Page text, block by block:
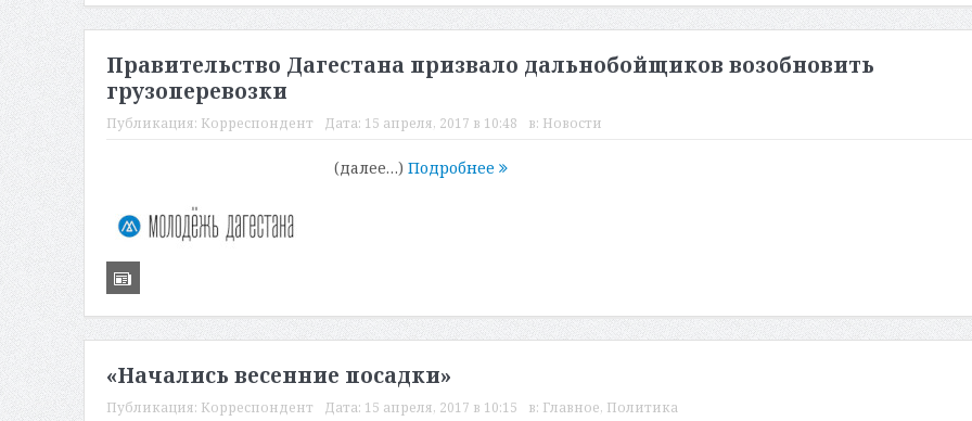
Правительство Дагестана призвало дальнобойщиков возобновить
грузоперевозки
Публикация: Корреспондент Дата: 15 апреля, 2017 в 10:48 в: Новости
(далее…) Подробнее
«Начались весенние посадки»
Публикация: Корреспондент Дата: 15 апреля, 2017 в 10:15 в: Главное, Политика